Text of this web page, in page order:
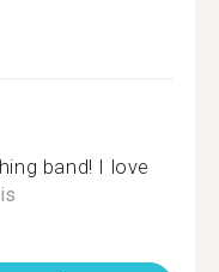
band! I love